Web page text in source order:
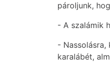
pároljunk,
- A szalámik
-
karalábét,